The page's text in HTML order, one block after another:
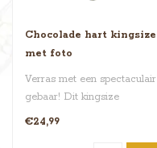
Chocolade hart kingsize
met foto
Verras met een spectaculair
gebaar! Dit kingsize
€24,99